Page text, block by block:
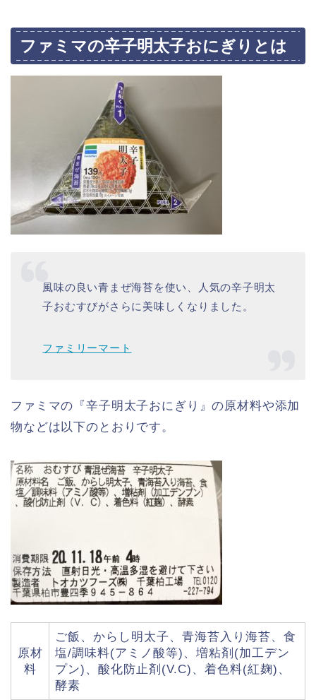
ファミマの辛子明太子おにぎりとは
風味の良い青まぜ海苔を使い、人気の辛子明太
子おむすびがさらに美味しくなりました。
ファミリーマート
ファミマの『辛子明太子おにぎり』の原材料や添加
物などは以下のとおりです。
原材
料
ご飯、からし明太子、青海苔入り海苔、食
塩/調味料(アミノ酸等)、増粘剤(加工デン
プン)、酸化防止剤(V.C)、着色料(紅麹)、
酵素